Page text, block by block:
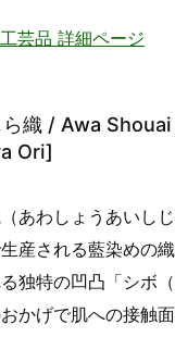
芸品 詳細ページ
ら織 / Awa
Ori]
あわしょうあいし
産される藍染めの
独特の凹凸「シボ
かげで肌への接触